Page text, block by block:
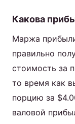
Какова
Маржа
правильно
стоимость за
то время как
порцию за
валовой